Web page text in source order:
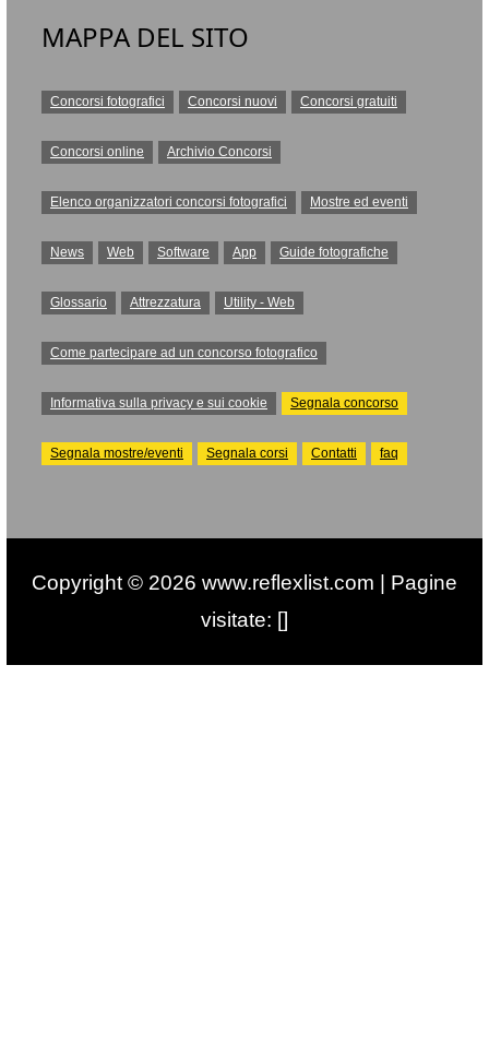
MAPPA DEL SITO
Concorsi fotografici Concorsi nuovi Concorsi gratuiti
Concorsi online Archivio Concorsi
Elenco organizzatori concorsi fotografici Mostre ed eventi
News Web Software App Guide fotografiche
Glossario Attrezzatura Utility - Web
Come partecipare ad un concorso fotografico
Informativa sulla privacy e sui cookie Segnala concorso
Segnala mostre/eventi Segnala corsi Contatti faq
Copyright © 2026 www.reflexlist.com | Pagine
visitate: []